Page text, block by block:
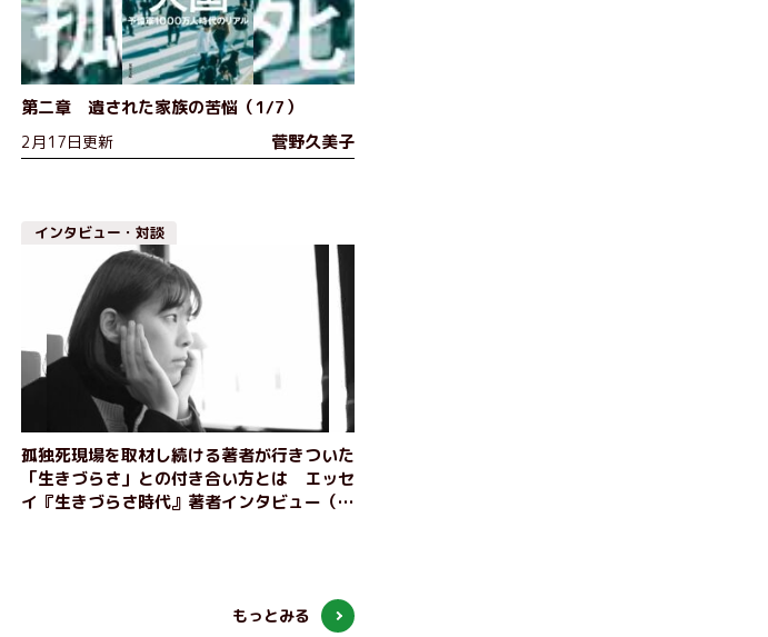
第二章 遺された家族の苦悩（1/7）
2月17日更新 菅野久美子
インタビュー・対談
孤独死現場を取材し続ける著者が行きついた
「生きづらさ」との付き合い方とは エッセ
イ『生きづらさ時代』著者インタビュー（前
もっとみる